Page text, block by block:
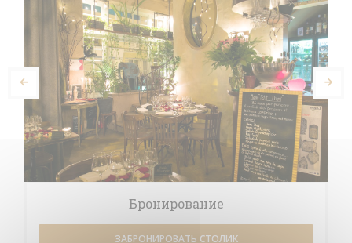
Бронирование
ЗАБРОНИРОВАТЬ СТОЛИК